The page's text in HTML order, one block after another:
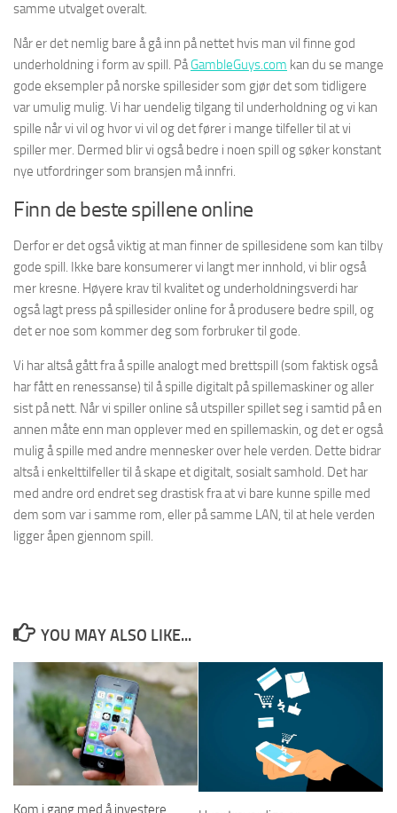
samme utvalget overalt.
Når er det nemlig bare å gå inn på nettet hvis man vil finne god
underholdning i form av spill. PåGambleGuys.com kan du se mange
gode eksempler på norske spillesider som gjør det som tidligere
var umulig mulig. Vi har uendelig tilgang til underholdning og vi kan
spille når vi vil og hvor vi vil og det fører i mange tilfeller til at vi
spiller mer. Dermed blir vi også bedre i noen spill og søker konstant
nye utfordringer som bransjen må innfri.
Finn de beste spillene online
Derfor er det også viktig at man finner de spillesidene som kan tilby
gode spill. Ikke bare konsumerer vi langt mer innhold, vi blir også
mer kresne. Høyere krav til kvalitet og underholdningsverdi har
også lagt press på spillesider online for å produsere bedre spill, og
det er noe som kommer deg som forbruker til gode.
Vi har altså gått fra å spille analogt med brettspill (som faktisk også
har fått en renessanse) til å spille digitalt på spillemaskiner og aller
sist på nett. Når vi spiller online så utspiller spillet seg i samtid på en
annen måte enn man opplever med en spillemaskin, og det er også
mulig å spille med andre mennesker over hele verden. Dette bidrar
altså i enkelttilfeller til å skape et digitalt, sosialt samhold. Det har
med andre ord endret seg drastisk fra at vi bare kunne spille med
dem som var i samme rom, eller på samme LAN, til at hele verden
ligger åpen gjennom spill.
YOU MAY ALSO LIKE...
Kom i gang med å investere